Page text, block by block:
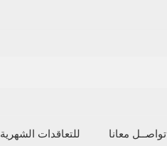
تواصــل معانا للتعاقدات الشهرية